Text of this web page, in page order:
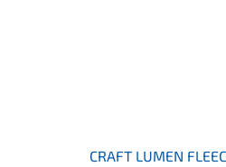
CRAFT LUMEN